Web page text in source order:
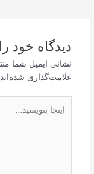
دیدگاه‌ خود
نشانی ایمیل شما
علامت‌گذاری شده‌اند
بنویسید…